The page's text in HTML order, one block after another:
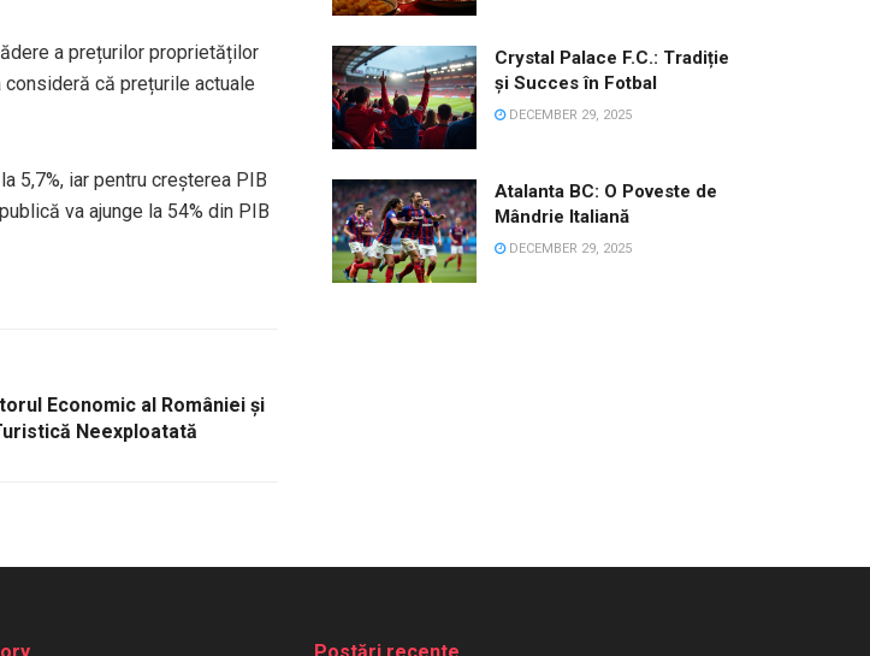
a prețurilor proprietăților
că prețurile actuale
5,7%, iar pentru creșterea PIB
va ajunge la 54% din PIB
Economic al României și
Neexploatată
Crystal Palace F.C.: Tradiție
și Succes în Fotbal
DECEMBER 29, 2025
Atalanta BC: O Poveste de
Mândrie Italiană
DECEMBER 29, 2025